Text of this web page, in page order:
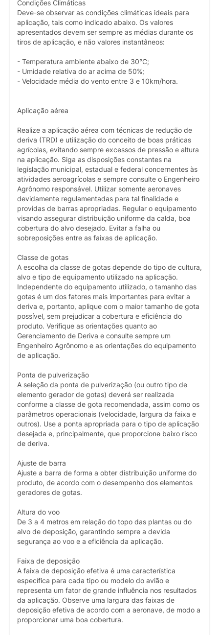
Condições Climáticas
Deve-se observar as condições climáticas ideais para
aplicação, tais como indicado abaixo. Os valores
apresentados devem ser sempre as médias durante os
tiros de aplicação, e não valores instantâneos:
- Temperatura ambiente abaixo de 30°C;
- Umidade relativa do ar acima de 50%;
- Velocidade média do vento entre 3 e 10km/hora.
Aplicação aérea
Realize a aplicação aérea com técnicas de redução de
deriva (TRD) e utilização do conceito de boas práticas
agrícolas, evitando sempre excessos de pressão e altura
na aplicação. Siga as disposições constantes na
legislação municipal, estadual e federal concernentes às
atividades aeroagrícolas e sempre consulte o Engenheiro
Agrônomo responsável. Utilizar somente aeronaves
devidamente regulamentadas para tal finalidade e
providas de barras apropriadas. Regular o equipamento
visando assegurar distribuição uniforme da calda, boa
cobertura do alvo desejado. Evitar a falha ou
sobreposições entre as faixas de aplicação.
Classe de gotas
A escolha da classe de gotas depende do tipo de cultura,
alvo e tipo de equipamento utilizado na aplicação.
Independente do equipamento utilizado, o tamanho das
gotas é um dos fatores mais importantes para evitar a
deriva e, portanto, aplique com o maior tamanho de gota
possível, sem prejudicar a cobertura e eficiência do
produto. Verifique as orientações quanto ao
Gerenciamento de Deriva e consulte sempre um
Engenheiro Agrônomo e as orientações do equipamento
de aplicação.
Ponta de pulverização
A seleção da ponta de pulverização (ou outro tipo de
elemento gerador de gotas) deverá ser realizada
conforme a classe de gota recomendada, assim como os
parâmetros operacionais (velocidade, largura da faixa e
outros). Use a ponta apropriada para o tipo de aplicação
desejada e, principalmente, que proporcione baixo risco
de deriva.
Ajuste de barra
Ajuste a barra de forma a obter distribuição uniforme do
produto, de acordo com o desempenho dos elementos
geradores de gotas.
Altura do voo
De 3 a 4 metros em relação do topo das plantas ou do
alvo de deposição, garantindo sempre a devida
segurança ao voo e a eficiência da aplicação.
Faixa de deposição
A faixa de deposição efetiva é uma característica
específica para cada tipo ou modelo do avião e
representa um fator de grande influência nos resultados
da aplicação. Observe uma largura das faixas de
deposição efetiva de acordo com a aeronave, de modo a
proporcionar uma boa cobertura.